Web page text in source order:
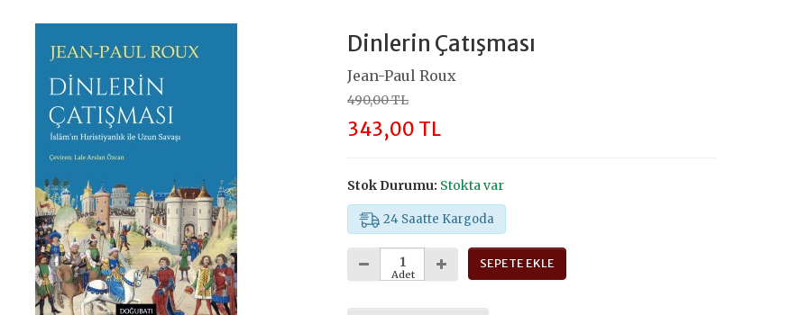
Dinlerin Çatışması
Jean-Paul Roux
490,00 TL
343,00 TL
Stok Durumu: Stokta var
24 Saatte Kargoda
Adet
SEPETE EKLE